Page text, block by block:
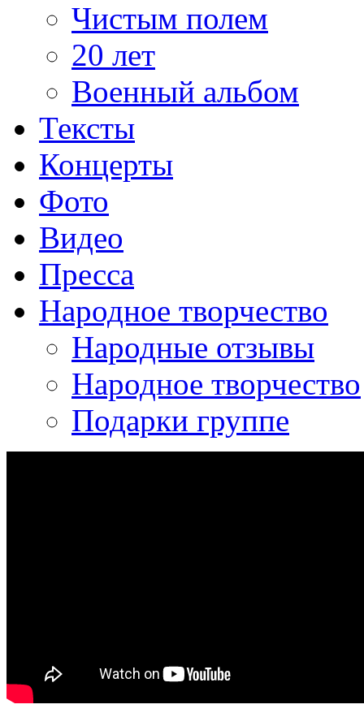
Чистым полем
20 лет
Военный альбом
Тексты
Концерты
Фото
Видео
Пресса
Народное творчество
Народные отзывы
Народное творчество
Подарки группе